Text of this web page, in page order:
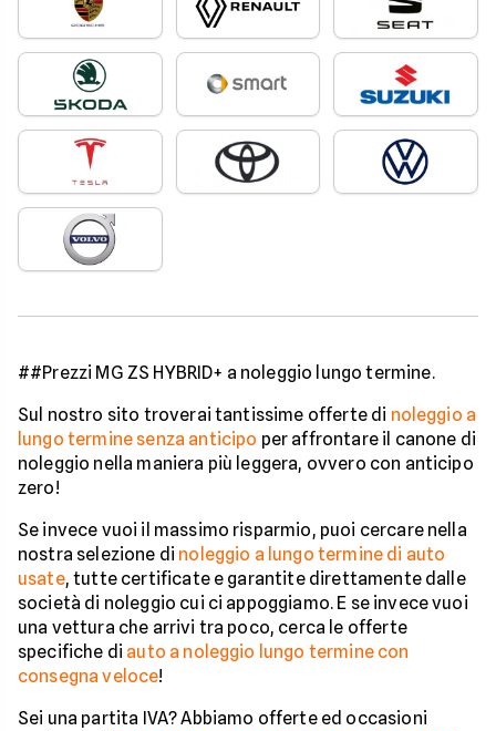
##Prezzi MG ZS HYBRID+ a noleggio lungo termine.
Sul nostro sito troverai tantissime offerte di noleggio a
lungo termine senza anticipo per affrontare il canone di
noleggio nella maniera più leggera, ovvero con anticipo
zero!
Se invece vuoi il massimo risparmio, puoi cercare nella
nostra selezione di noleggio a lungo termine di auto
usate, tutte certificate e garantite direttamente dalle
società di noleggio cui ci appoggiamo. E se invece vuoi
una vettura che arrivi tra poco, cerca le offerte
specifiche di auto a noleggio lungo termine con
consegna veloce!
Sei una partita IVA? Abbiamo offerte ed occasioni